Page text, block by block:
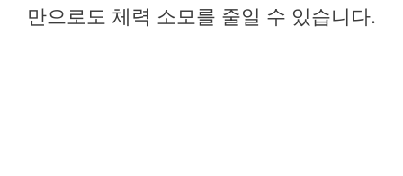
만으로도 체력 소모를 줄일 수 있습니다.